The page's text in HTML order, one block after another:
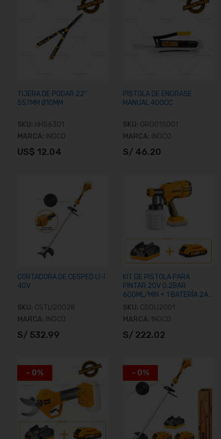
TIJERA DE PODAR 22"
557MM Ø10MM
SKU: HHS6301
MARCA: INGCO
US$ 12.04
PISTOLA DE ENGRASE
MANUAL 400CC
SKU: GRG015001
MARCA: INGCO
S/ 46.20
CORTADORA DE CESPED LI-I
40V
SKU: CSTLI20028
MARCA: INGCO
S/ 532.99
KIT DE PISTOLA PARA
PINTAR 20V 0.2BAR
600ML/MIN + 1 BATERÍA 2AH
Y CARGADOR
SKU: CSGLI2001
MARCA: INGCO
S/ 222.02
- 0% - 0%